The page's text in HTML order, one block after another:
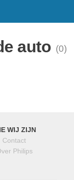
auto (0)
WIJ ZIJN
Contact
Philips